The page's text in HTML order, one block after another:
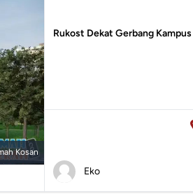
Kosan
Rukost Dekat Gerbang
Eko